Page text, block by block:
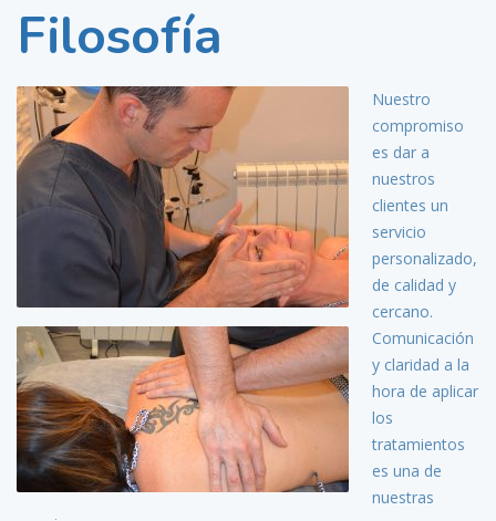
Filosofía
Nuestro
compromiso
es dar a
nuestros
clientes un
servicio
personalizado,
de calidad y
cercano.
Comunicación
y claridad a la
hora de aplicar
los
tratamientos
es una de
nuestras